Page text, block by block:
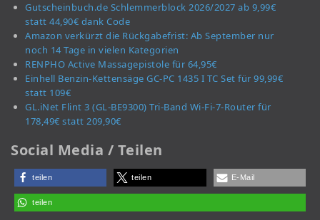
Gutscheinbuch.de Schlemmerblock 2026/2027 ab 9,99€
statt 44,90€ dank Code
Amazon verkürzt die Rückgabefrist: Ab September nur
noch 14 Tage in vielen Kategorien
RENPHO Active Massagepistole für 64,95€
Einhell Benzin-Kettensäge GC-PC 1435 I TC Set für 99,99€
statt 109€
GL.iNet Flint 3 (GL-BE9300) Tri-Band Wi-Fi-7-Router für
178,49€ statt 209,90€
Social Media / Teilen
teilen teilen E-Mail
teilen